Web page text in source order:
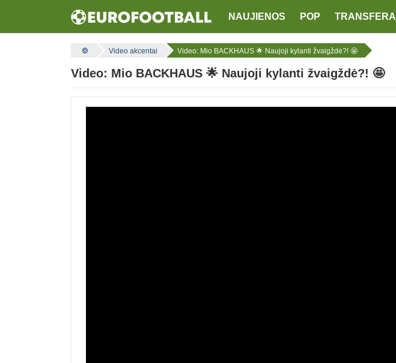
NAUJIENOS POP TRANSFERAI
Video akcentai Video: Mio BACKHAUS 🌟 Naujoji kylanti žvaigždė?! 🤩
Video: Mio BACKHAUS 🌟 Naujoji kylanti žvaigždė?! 🤩